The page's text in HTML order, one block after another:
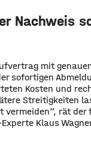
Nachweis
mit
sofortigen
Kosten und
Streitigkeiten
vermeiden“, rät der
Klaus